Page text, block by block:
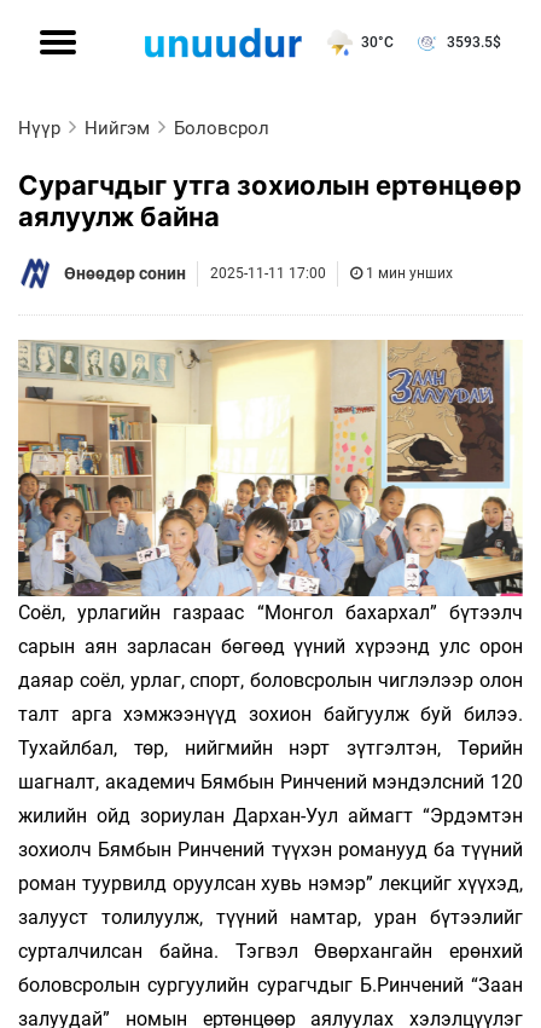
30°C 3593.5$
Нүүр Нийгэм Боловсрол
Сурагчдыг утга зохиолын ертөнцөөр
аялуулж байна
Өнөөдөр сонин 2025-11-11 17:00 1 мин унших
Соёл, урлагийн газраас “Монгол бахархал” бүтээлч
сарын аян зарласан бөгөөд үүний хүрээнд улс орон
даяар соёл, урлаг, спорт, боловсролын чиглэлээр олон
талт арга хэмжээнүүд зохион байгуулж буй билээ.
Тухайлбал, төр, нийгмийн нэрт зүтгэлтэн, Төрийн
шагналт, академич Бямбын Ринчений мэндэлсний 120
жилийн ойд зориулан Дархан-Уул аймагт “Эрдэмтэн
зохиолч Бямбын Ринчений түүхэн романууд ба түүний
роман туурвилд оруулсан хувь нэмэр” лекцийг хүүхэд,
залууст толилуулж, түүний намтар, уран бүтээлийг
сурталчилсан байна. Тэгвэл Өвөрхангайн ерөнхий
боловсролын сургуулийн сурагчдыг Б.Ринчений “Заан
залуудай” номын ертөнцөөр аялуулах хэлэлцүүлэг